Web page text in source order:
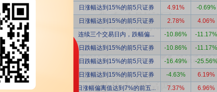
4.03% 12.72% 日涨幅达到15%的前5只证券 4.91% -0.69%
0.48% 15.90% 日涨幅达到15%的前5只证券 2.78% 4.06%
-4.97% 21.92% 连续三个交易日内，跌幅偏... -10.86% -11.17%
-5.33% 21.92% 日跌幅达到15%的前5只证券 -10.86% -11.17%
19.49% 1.31% 日跌幅达到15%的前5只证券 -16.49% -
-2.05% 19.61% 日涨幅达到15%的前5只证券 -4.63% 6.19%
4.79% 6.32% 日涨幅偏离值达到7%的前五... 7.37% 6.96%